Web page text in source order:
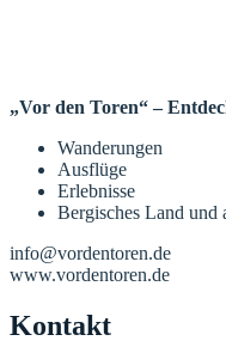
„Vor den Toren“ –
Wanderungen
Ausflüge
Erlebnisse
Bergisches Land und
info@vordentoren.de
www.vordentoren.de
Kontakt